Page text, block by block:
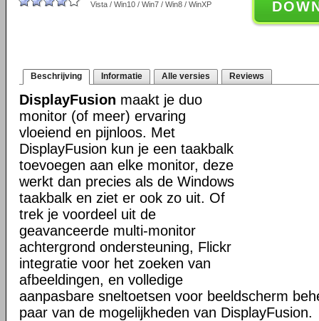
Vista / Win10 / Win7 / Win8 / WinXP
Beschrijving Informatie Alle versies Reviews
DisplayFusion maakt je duo
monitor (of meer) ervaring
vloeiend en pijnloos. Met
DisplayFusion kun je een taakbalk
toevoegen aan elke monitor, deze
werkt dan precies als de Windows
taakbalk en ziet er ook zo uit. Of
trek je voordeel uit de
geavanceerde multi-monitor
achtergrond ondersteuning, Flickr
integratie voor het zoeken van
afbeeldingen, en volledige
aanpasbare sneltoetsen voor beeldscherm
paar van de mogelijkheden van DisplayFusion.